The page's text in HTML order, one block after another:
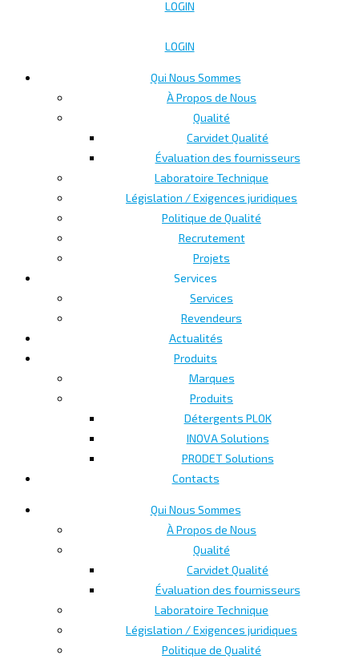
LOGIN
LOGIN
Qui Nous Sommes
À Propos de Nous
Qualité
Carvidet Qualité
Évaluation des fournisseurs
Laboratoire Technique
Législation / Exigences juridiques
Politique de Qualité
Recrutement
Projets
Services
Services
Revendeurs
Actualités
Produits
Marques
Produits
Détergents PLOK
INOVA Solutions
PRODET Solutions
Contacts
Qui Nous Sommes
À Propos de Nous
Qualité
Carvidet Qualité
Évaluation des fournisseurs
Laboratoire Technique
Législation / Exigences juridiques
Politique de Qualité